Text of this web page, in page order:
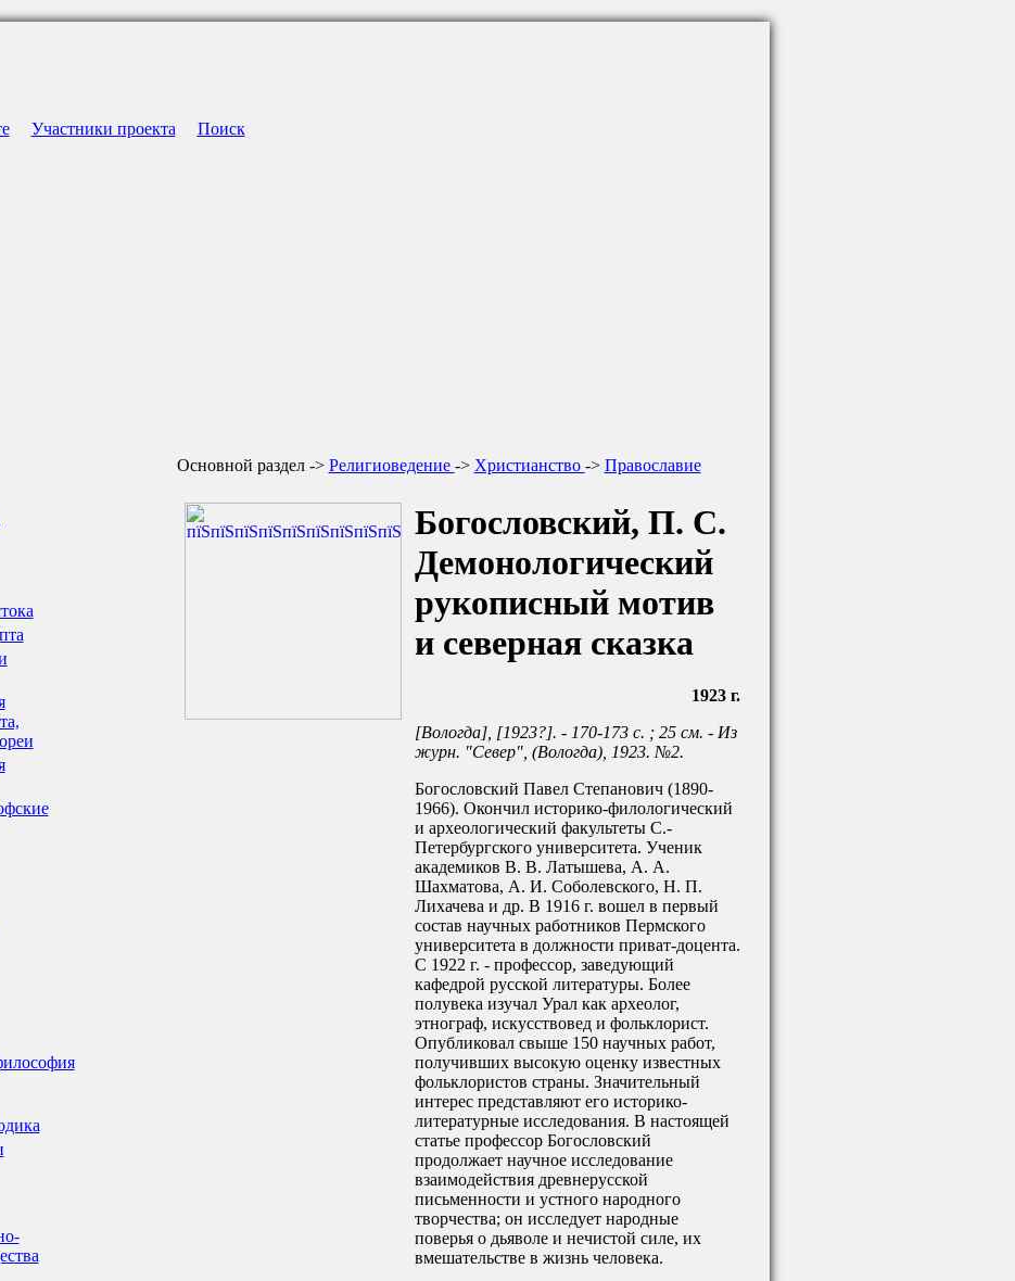
Участники проекта Поиск
Основной раздел -> Религиоведение -> Христианство -> Православие
Богословский, П. С.
Демонологический
рукописный мотив
и северная сказка
1923 г.
[Вологда], [1923?]. - 170-173 с. ; 25 см. - Из
журн. "Север", (Вологда), 1923. №2.
Богословский Павел Степанович (1890-
1966). Окончил историко-филологический
и археологический факультеты С.-
Петербургского университета. Ученик
академиков В. В. Латышева, А. А.
Шахматова, А. И. Соболевского, Н. П.
Лихачева и др. В 1916 г. вошел в первый
состав научных работников Пермского
университета в должности приват-доцента.
С 1922 г. - профессор, заведующий
кафедрой русской литературы. Более
полувека изучал Урал как археолог,
этнограф, искусствовед и фольклорист.
Опубликовал свыше 150 научных работ,
получивших высокую оценку известных
фольклористов страны. Значительный
интерес представляют его историко-
литературные исследования. В настоящей
статье профессор Богословский
продолжает научное исследование
взаимодействия древнерусской
письменности и устного народного
творчества; он исследует народные
поверья о дьяволе и нечистой силе, их
вмешательстве в жизнь человека.